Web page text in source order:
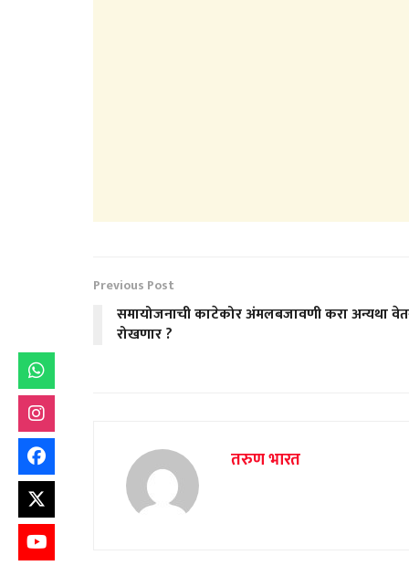
Previous Post
समायोजनाची काटेकोर अंमलबजावणी करा अन्यथा
रोखणार ?
तरुण भारत